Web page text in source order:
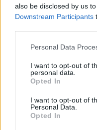
also be disclosed by us
Downstream Participants
Please note that this
not limited to your visit or
grant or deny consent to
use your data for below
consent section.
Personal Data
I want to opt-out of
personal data.
Opted In
I want to opt-out of
Personal Data.
Opted In
17 Maggio 2026 - 12:24
Un rumore di fondo
impercettibile: il
Roma. La notizia di